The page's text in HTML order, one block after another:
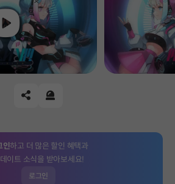
공유하기신고하기
인하고 더 많은 할인 혜택과
이트 소식을 받아보세요!
로그인